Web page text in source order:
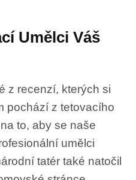
Umělci Váš
z recenzí, kterých si
pochází z tetovacího
to, aby se naše
umělci
tatér také natočil